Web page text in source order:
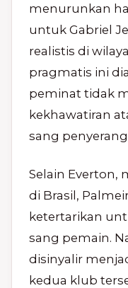
menurunkan
untuk Gabriel
realistis di
pragmatis ini
peminat tidak
kekhawatiran
sang
Selain Everton,
di Brasil,
ketertarikan
sang pemain.
disinyalir
kedua klub